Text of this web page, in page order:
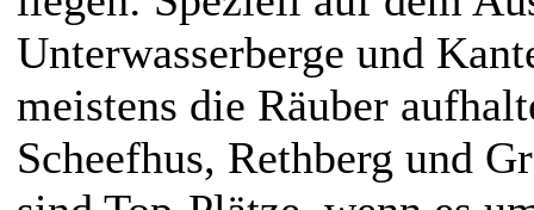
Unterwasserberge und
meistens die Räuber
Scheefhus, Rethberg und